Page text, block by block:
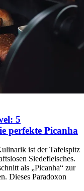
5
perfekte Picanha
ist der Tafelspitz
Siedefleisches.
als „Picanha“ zur
Dieses Paradoxon